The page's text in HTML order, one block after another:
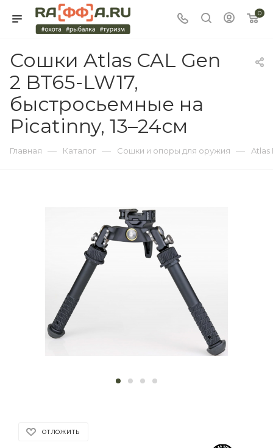
0
Сошки Atlas CAL Gen
2 BT65-LW17,
быстросьемные на
Picatinny, 13–24см
Главная — Каталог — Сошки и опоры для оружия — Atlas
ОТЛОЖИТЬ